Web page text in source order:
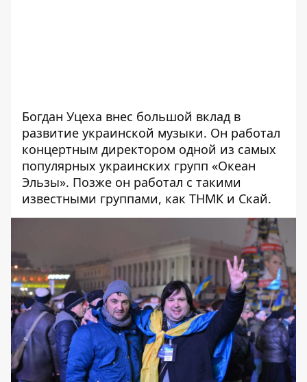
Богдан Уцеха внес большой вклад в
развитие украинской музыки. Он работал
концертным директором одной из самых
популярных украинских групп «Океан
Эльзы». Позже он работал с такими
известными группами, как ТНМК и Скай.